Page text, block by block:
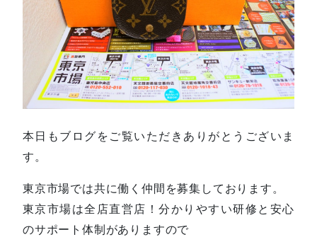
本日もブログをご覧いただきありがとうございま
す。
東京市場では共に働く仲間を募集しております。
東京市場は全店直営店！分かりやすい研修と安心
のサポート体制がありますので